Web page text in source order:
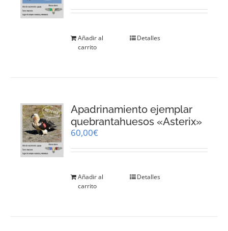
Añadir al
carrito
Detalles
Apadrinamiento ejemplar
quebrantahuesos «Asterix»
60,00€
Añadir al
carrito
Detalles